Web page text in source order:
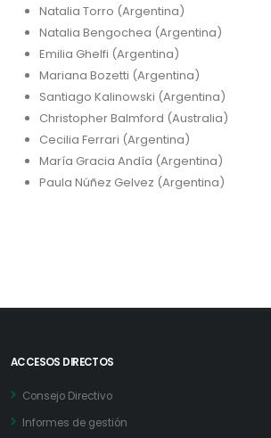
Natalia Torro (Argentina)
Natalia Bengochea (Argentina)
Emilia Ghelfi (Argentina)
Mariana Bozetti (Argentina)
Santiago Kalinowski (Argentina)
Christopher Balmford (Australia)
Cecilia Ferrari (Argentina)
María Gracia Andía (Argentina)
Paula Núñez Gelvez (Argentina)
ACCESOS DIRECTOS
Consejo Directivo
Informes de gestión